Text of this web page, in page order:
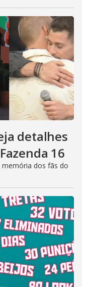
detalhes
16
memória dos fãs do